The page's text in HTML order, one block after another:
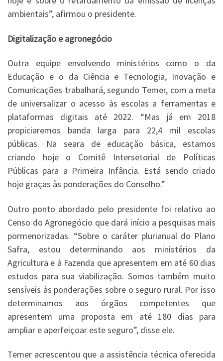
ambientais”, afirmou o presidente.
Digitalização e agronegócio
Outra equipe envolvendo ministérios como o da
Educação e o da Ciência e Tecnologia, Inovação e
Comunicações trabalhará, segundo Temer, com a meta
de universalizar o acesso às escolas a ferramentas e
plataformas digitais até 2022. “Mas já em 2018
propiciaremos banda larga para 22,4 mil escolas
públicas. Na seara de educação básica, estamos
criando hoje o Comitê Intersetorial de Políticas
Públicas para a Primeira Infância. Está sendo criado
hoje graças às ponderações do Conselho.”
Outro ponto abordado pelo presidente foi relativo ao
Censo do Agronegócio que dará início a pesquisas mais
pormenorizadas. “Sobre o caráter plurianual do Plano
Safra, estou determinando aos ministérios da
Agricultura e à Fazenda que apresentem em até 60 dias
estudos para sua viabilização. Somos também muito
sensíveis às ponderações sobre o seguro rural. Por isso
determinamos aos órgãos competentes que
apresentem uma proposta em até 180 dias para
ampliar e aperfeiçoar este seguro”, disse ele.
Temer acrescentou que a assistência técnica oferecida